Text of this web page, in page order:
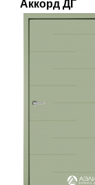
Аккорд ДГ